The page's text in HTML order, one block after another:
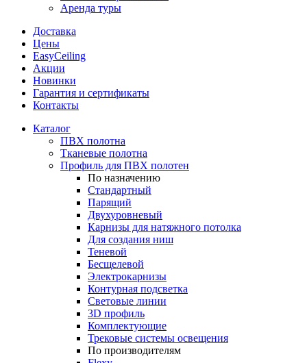
Аренда туры
Доставка
Цены
EasyCeiling
Акции
Новинки
Гарантия и сертификаты
Контакты
Каталог
ПВХ полотна
Тканевые полотна
Профиль для ПВХ полотен
По назначению
Стандартный
Парящий
Двухуровневый
Карнизы для натяжного потолка
Для создания ниш
Теневой
Бесщелевой
Электрокарнизы
Контурная подсветка
Световые линии
3D профиль
Комплектующие
Трековые системы освещения
По производителям